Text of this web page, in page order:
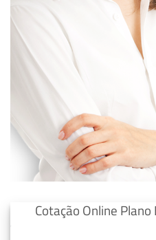
Cotação Online